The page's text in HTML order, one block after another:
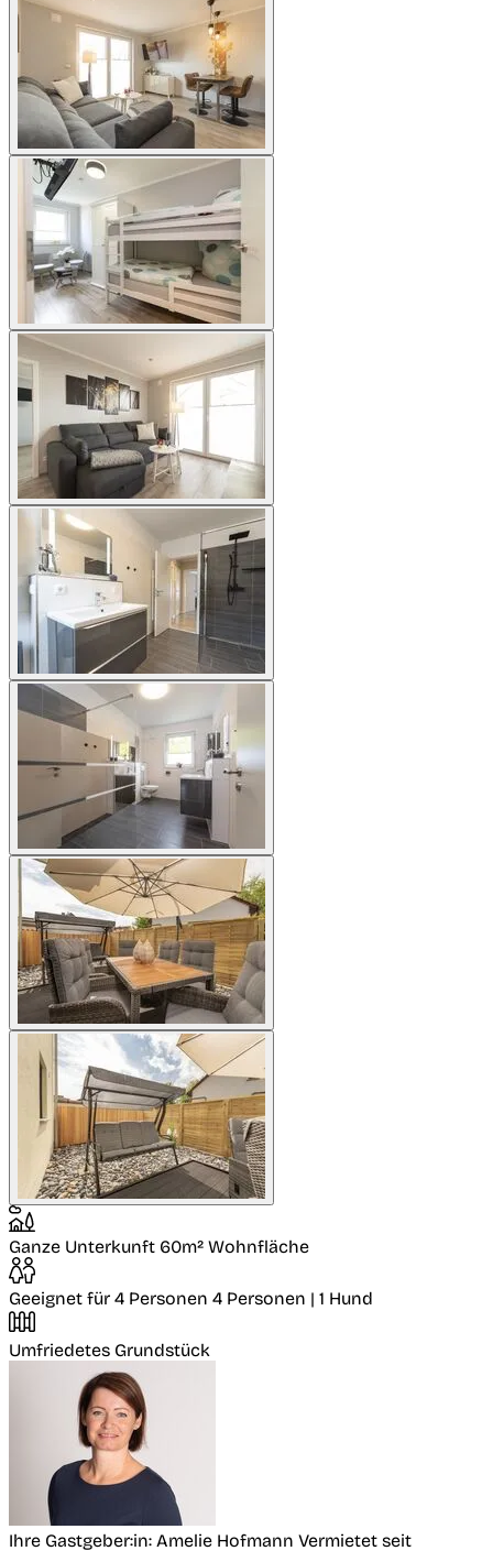
Ganze Unterkunft 60m² Wohnfläche
Geeignet für 4 Personen 4 Personen | 1 Hund
Umfriedetes Grundstück
Ihre Gastgeber:in: Amelie Hofmann Vermietet seit